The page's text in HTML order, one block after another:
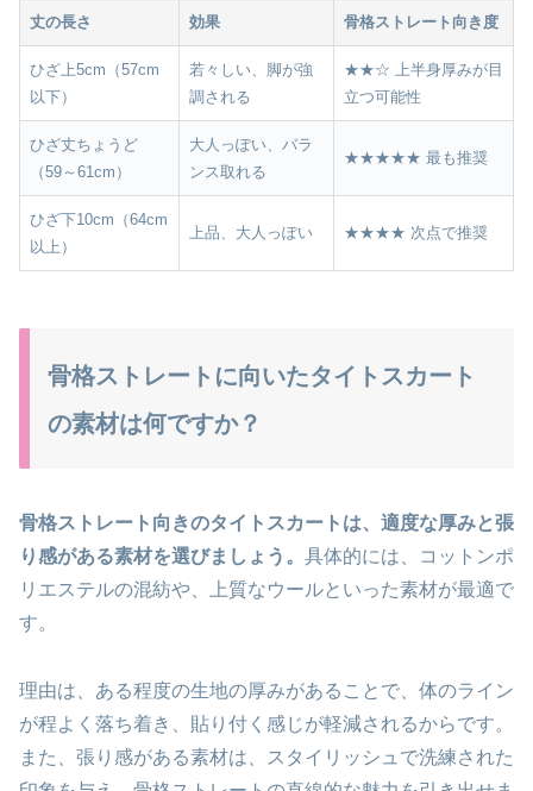
丈の長さ 効果 骨格ストレート向き度
ひざ上5cm（57cm
以下）
若々しい、脚が強
調される
★★☆ 上半身厚みが目
立つ可能性
ひざ丈ちょうど
（59～61cm）
大人っぽい、バラ
ンス取れる
★★★★★ 最も推奨
ひざ下10cm（64cm
以上）
上品、大人っぽい ★★★★ 次点で推奨
骨格ストレートに向いたタイトスカート
の素材は何ですか？
骨格ストレート向きのタイトスカートは、適度な厚みと張
り感がある素材を選びましょう。 具体的には、コットンポ
リエステルの混紡や、上質なウールといった素材が最適で
す。
理由は、ある程度の生地の厚みがあることで、体のライン
が程よく落ち着き、貼り付く感じが軽減されるからです。
また、張り感がある素材は、スタイリッシュで洗練された